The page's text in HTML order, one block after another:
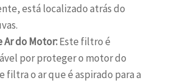
está localizado atrás do
Ar do Motor:Este filtro é
por proteger o motor do
filtra o ar que é aspirado para a